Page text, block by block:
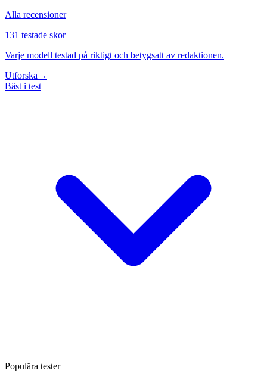
Alla recensioner
131 testade skor
Varje modell testad på riktigt och betygsatt av redaktionen.
Utforska →
Bäst i test
Populära tester